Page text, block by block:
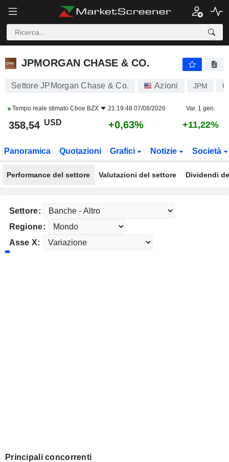
JPMORGAN CHASE & CO.
JPMORGAN CHASE & CO.
Settore JPMorgan Chase & Co. Azioni JPM
Tempo reale stimato Cboe BZX 21:19:48 07/08/2026 Var. 1 gen.
358,54 USD +0,63% +11,22%
Panoramica Quotazioni Grafici Notizie Società
Performance del settore Valutazioni del settore Dividendi
Settore:
Regione:
Asse X:
Principali concorrenti